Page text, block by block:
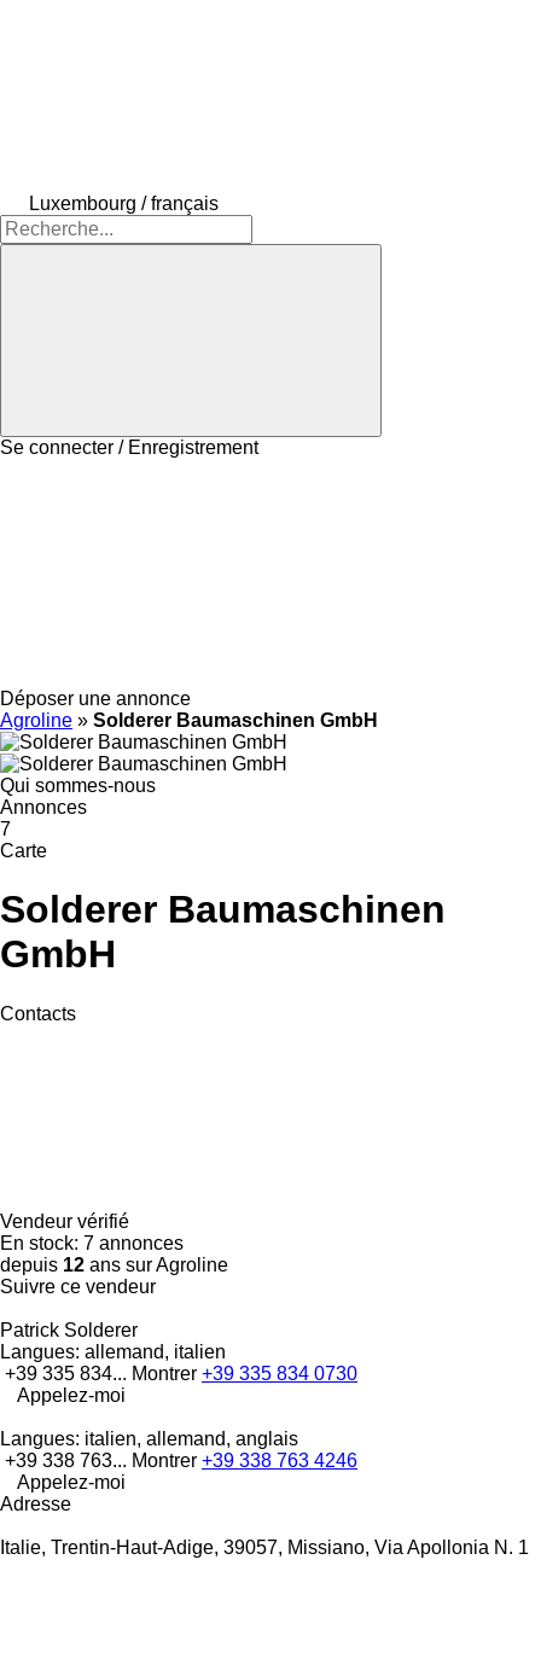
Luxembourg / français
Se connecter / Enregistrement
Déposer une annonce
Agroline » Solderer Baumaschinen GmbH
Qui sommes-nous
Annonces
7
Carte
Solderer Baumaschinen
GmbH
Contacts
Vendeur vérifié
En stock: 7 annonces
depuis 12 ans sur Agroline
Suivre ce vendeur
Patrick Solderer
Langues: allemand, italien
+39 335 834... Montrer +39 335 834 0730
Appelez-moi
Langues: italien, allemand, anglais
+39 338 763... Montrer +39 338 763 4246
Appelez-moi
Adresse
Italie, Trentin-Haut-Adige, 39057, Missiano, Via Apollonia N. 1